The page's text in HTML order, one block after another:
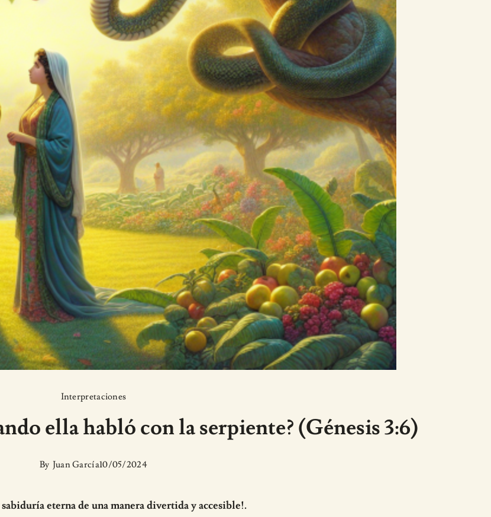
Interpretaciones
ella habló con la serpiente? (Génesis 3:6)
By Juan García10/05/2024
sabiduría eterna de una manera divertida y accesible!.